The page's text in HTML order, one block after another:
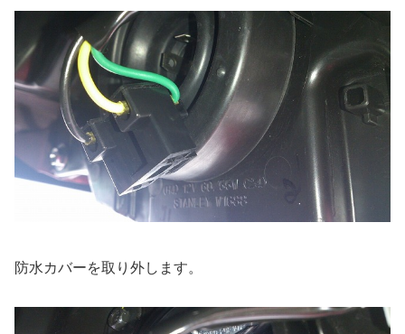
防水カバーを取り外します。